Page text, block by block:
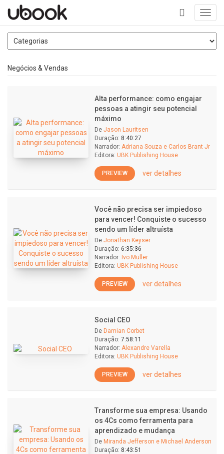
+
Negócios & Vendas
Alta performance: como engajar
pessoas a atingir seu potencial
máximo
De Jason Lauritsen
Duração: 8:40:27
Narrador: Adriana Souza e Carlos Brant Jr
Editora: UBK Publishing House
PREVIEW ver detalhes
Você não precisa ser impiedoso
para vencer! Conquiste o sucesso
sendo um líder altruísta
De Jonathan Keyser
Duração: 6:35:36
Narrador: Ivo Müller
Editora: UBK Publishing House
PREVIEW ver detalhes
Social CEO
De Damian Corbet
Duração: 7:58:11
Narrador: Alexandre Varella
Editora: UBK Publishing House
PREVIEW ver detalhes
Transforme sua empresa: Usando
os 4Cs como ferramenta para
aprendizado e mudança
De Miranda Jefferson e Michael Anderson
Duração: 8:43:51